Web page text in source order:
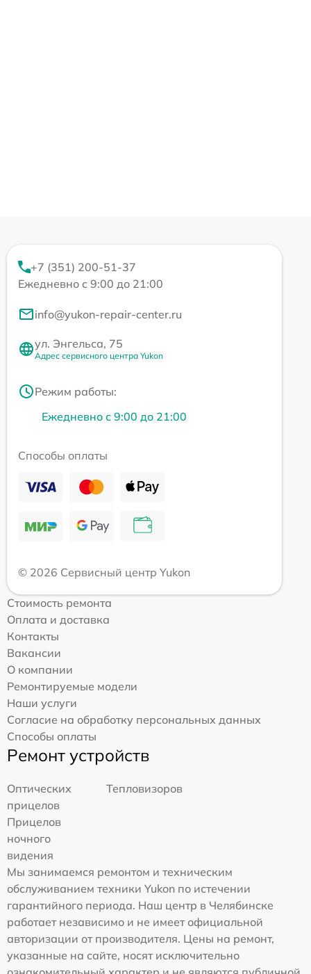
+7 (351) 200-51-37
Ежедневно с 9:00 до 21:00
info@yukon-repair-center.ru
ул. Энгельса, 75
Адрес сервисного центра Yukon
Режим работы:
Ежедневно с 9:00 до 21:00
Способы оплаты
© 2026 Сервисный центр Yukon
Стоимость ремонта
Оплата и доставка
Контакты
Вакансии
О компании
Ремонтируемые модели
Наши услуги
Согласие на обработку персональных данных
Способы оплаты
Ремонт устройств
Оптических
прицелов
Тепловизоров
Прицелов
ночного
видения
Мы занимаемся ремонтом и техническим
обслуживанием техники Yukon по истечении
гарантийного периода. Наш центр в Челябинске
работает независимо и не имеет официальной
авторизации от производителя. Цены на ремонт,
указанные на сайте, носят исключительно